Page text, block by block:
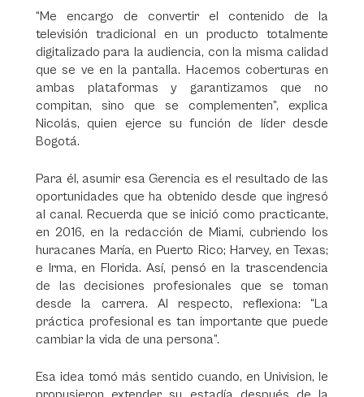
“Me encargo de convertir el contenido de la
televisión tradicional en un producto totalmente
digitalizado para la audiencia, con la misma calidad
que se ve en la pantalla. Hacemos coberturas en
ambas plataformas y garantizamos que no
compitan, sino que se complementen”, explica
Nicolás, quien ejerce su función de líder desde
Bogotá.
Para él, asumir esa Gerencia es el resultado de las
oportunidades que ha obtenido desde que ingresó
al canal. Recuerda que se inició como practicante,
en 2016, en la redacción de Miami, cubriendo los
huracanes María, en Puerto Rico; Harvey, en Texas;
e Irma, en Florida. Así, pensó en la trascendencia
de las decisiones profesionales que se toman
desde la carrera. Al respecto, reflexiona: “La
práctica profesional es tan importante que puede
cambiar la vida de una persona”.
Esa idea tomó más sentido cuando, en Univision, le